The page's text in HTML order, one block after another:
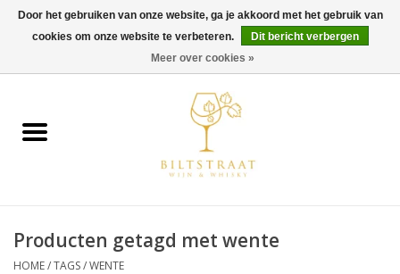
0 Artikelen - €0,00
Wijn
Gin & Tonic
Producten getagd met wente
HOME/TAGS/WENTE
Door het gebruiken van onze website, ga je akkoord met het gebruik van
cookies om onze website te verbeteren.
Dit bericht verbergen
Meer over cookies »